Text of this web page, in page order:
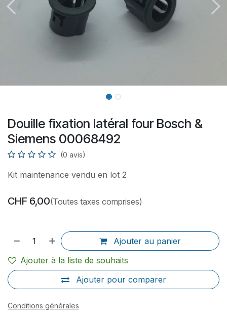
Douille fixation latéral four Bosch &
Siemens 00068492
(0 avis)
Kit maintenance vendu en lot 2
CHF 6,00(Toutes taxes comprises)
Ajouter au panier
Ajouter pour comparer
Ajouter à la liste de souhaits
Conditions générales